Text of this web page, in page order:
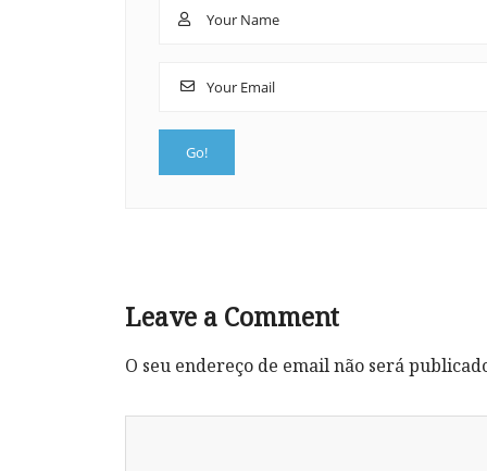
Leave a Comment
O seu endereço de email não será